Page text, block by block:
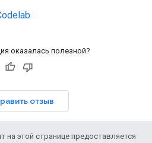
оказалась полезной?
отзыв
на этой странице предоставляется